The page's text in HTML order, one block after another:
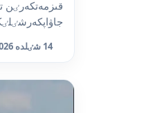
قىزمەتكەرٸن
14 شٸلدە 2026